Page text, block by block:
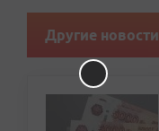
Другие новости